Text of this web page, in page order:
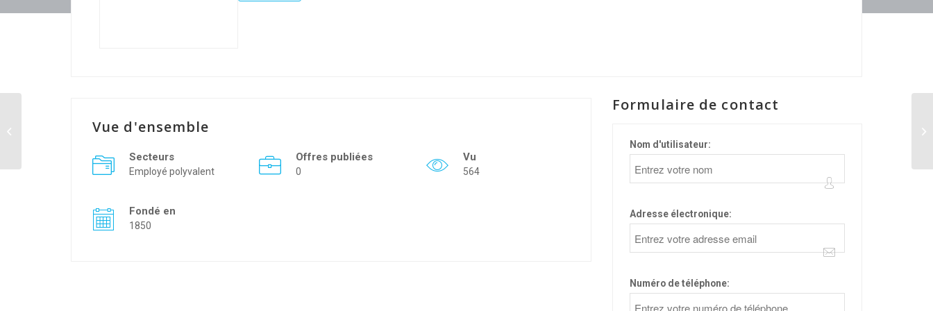
Vue d'ensemble
Secteurs
Employé polyvalent
Offres publiées
0
Vu
564
Fondé en
1850
Formulaire de contact
Nom d'utilisateur:
Adresse électronique:
Numéro de téléphone: